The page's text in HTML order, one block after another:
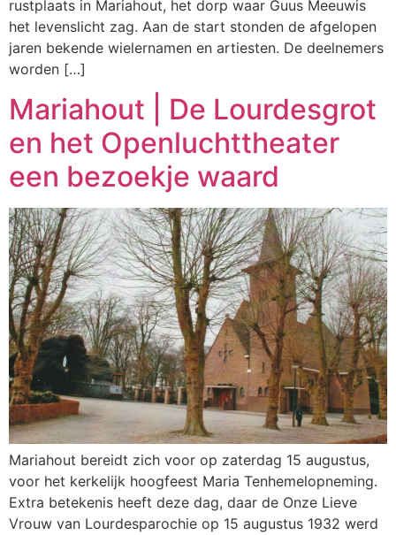
rustplaats in Mariahout, het dorp waar Guus Meeuwis
het levenslicht zag. Aan de start stonden de afgelopen
jaren bekende wielernamen en artiesten. De deelnemers
worden […]
Mariahout | De Lourdesgrot
en het Openluchttheater
een bezoekje waard
Mariahout bereidt zich voor op zaterdag 15 augustus,
voor het kerkelijk hoogfeest Maria Tenhemelopneming.
Extra betekenis heeft deze dag, daar de Onze Lieve
Vrouw van Lourdesparochie op 15 augustus 1932 werd